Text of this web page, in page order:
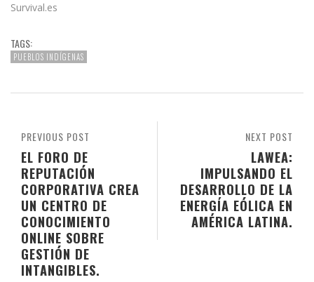
Survival.es
TAGS:
PUEBLOS INDÍGENAS
NEXT POST
LAWEA:
IMPULSANDO EL
DESARROLLO DE LA
ENERGÍA EÓLICA EN
AMÉRICA LATINA.
PREVIOUS POST
EL FORO DE
REPUTACIÓN
CORPORATIVA CREA
UN CENTRO DE
CONOCIMIENTO
ONLINE SOBRE
GESTIÓN DE
INTANGIBLES.